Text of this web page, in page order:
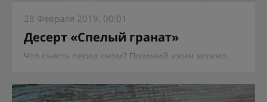
28 Февраля 2019, 00:01
Десерт «Спелый гранат»
Что съесть перед сном? Поздний ужин можно...